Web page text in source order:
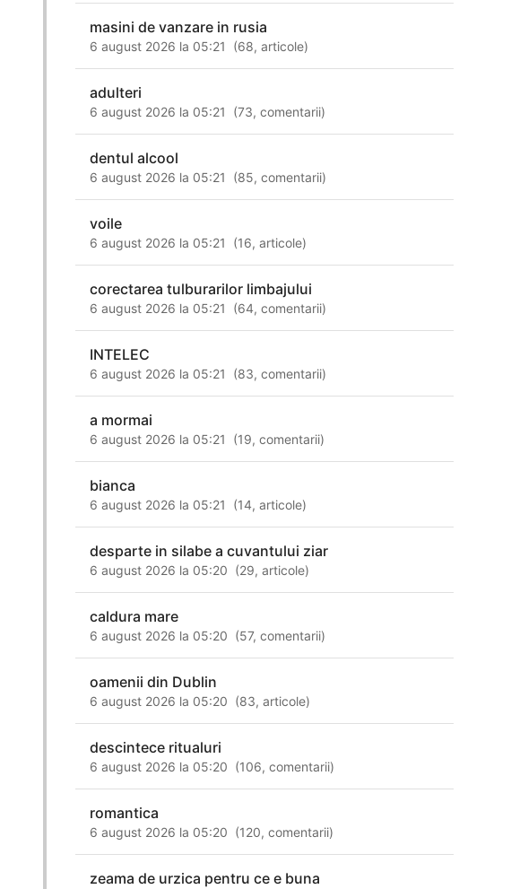
masini de vanzare in rusia
6 august 2026 la 05:21 (68,articole)
adulteri
6 august 2026 la 05:21 (73,comentarii)
dentul alcool
6 august 2026 la 05:21 (85,comentarii)
voile
6 august 2026 la 05:21 (16,articole)
corectarea tulburarilor limbajului
6 august 2026 la 05:21 (64,comentarii)
INTELEC
6 august 2026 la 05:21 (83,comentarii)
a mormai
6 august 2026 la 05:21 (19,comentarii)
bianca
6 august 2026 la 05:21 (14,articole)
desparte in silabe a cuvantului ziar
6 august 2026 la 05:20 (29,articole)
caldura mare
6 august 2026 la 05:20 (57,comentarii)
oamenii din Dublin
6 august 2026 la 05:20 (83,articole)
descintece ritualuri
6 august 2026 la 05:20 (106,comentarii)
romantica
6 august 2026 la 05:20 (120,comentarii)
zeama de urzica pentru ce e buna